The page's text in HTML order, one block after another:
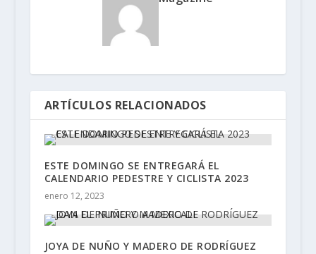
ARTÍCULOS RELACIONADOS
ESTE DOMINGO SE ENTREGARÁ EL
CALENDARIO PEDESTRE Y CICLISTA 2023
enero 12, 2023
JOYA DE NUÑO Y MADERO DE RODRÍGUEZ